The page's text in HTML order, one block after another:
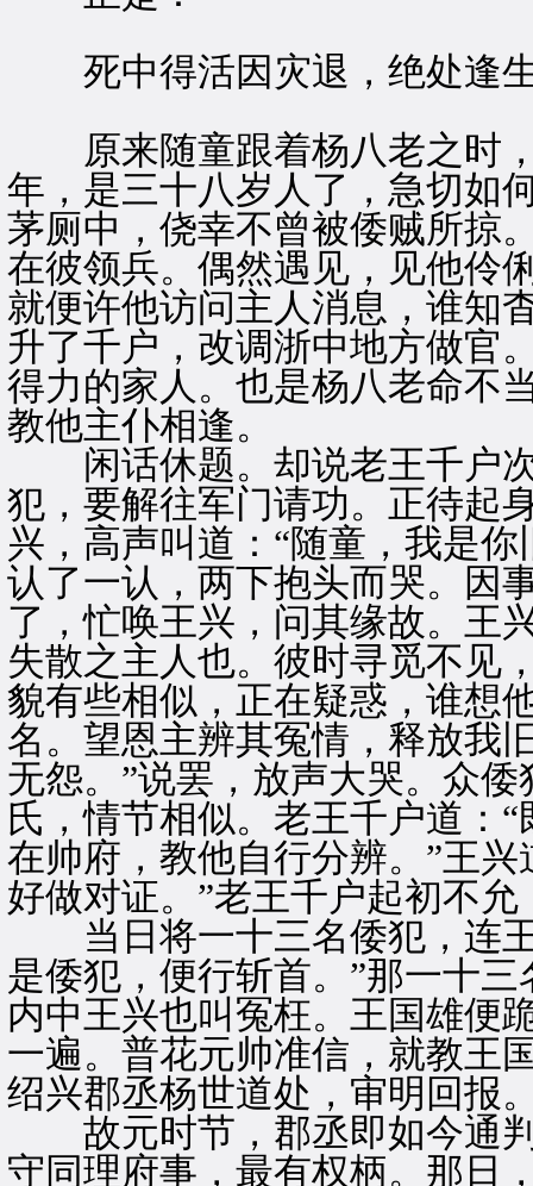
死中得活因灾退，绝处逢
原来随童跟着杨八老之时，
年，是三十八岁人了，急切如
茅厕中，侥幸不曾被倭贼所掠
在彼领兵。偶然遇见，见他伶
就便许他访问主人消息，谁知
升了千户，改调浙中地方做官
得力的家人。也是杨八老命不
教他主仆相逢。
闲话休题。却说老王千户次
犯，要解往军门请功。正待起
兴，高声叫道：“随童，我是
认了一认，两下抱头而哭。因
了，忙唤王兴，问其缘故。王
失散之主人也。彼时寻觅不见
貌有些相似，正在疑惑，谁想
名。望恩主辨其冤情，释放我
无怨。”说罢，放声大哭。众
氏，情节相似。老王千户道：
在帅府，教他自行分辨。”王
好做对证。”老王千户起初不
当日将一十三名倭犯，连王
是倭犯，便行斩首。”那一十
内中王兴也叫冤枉。王国雄便
一遍。普花元帅准信，就教王
绍兴郡丞杨世道处，审明回报
故元时节，郡丞即如今通判
守同理府事，最有权柄。那日